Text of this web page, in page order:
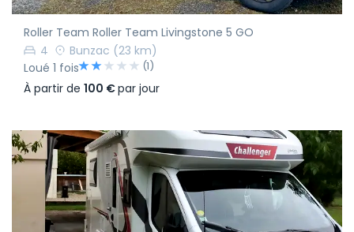
Roller Team Roller Team Livingstone 5 GO
4
Bunzac (23 km)
Loué 1 fois
(1)
À partir de 100 €par jour